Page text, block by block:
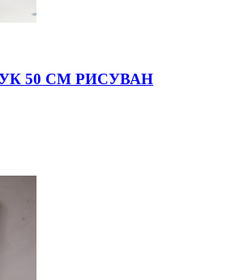
50 СМ РИСУВАН